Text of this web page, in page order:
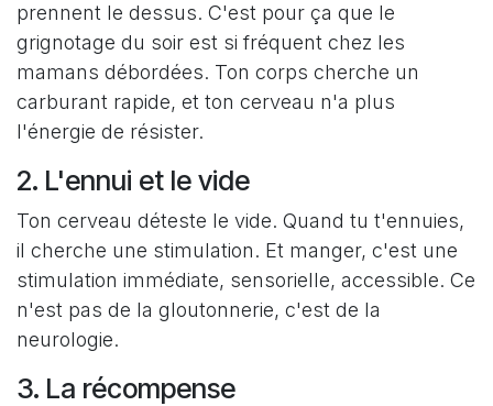
prennent le dessus. C'est pour ça que le
grignotage du soir est si fréquent chez les
mamans débordées. Ton corps cherche un
carburant rapide, et ton cerveau n'a plus
l'énergie de résister.
2. L'ennui et le vide
Ton cerveau déteste le vide. Quand tu t'ennuies,
il cherche une stimulation. Et manger, c'est une
stimulation immédiate, sensorielle, accessible. Ce
n'est pas de la gloutonnerie, c'est de la
neurologie.
3. La récompense